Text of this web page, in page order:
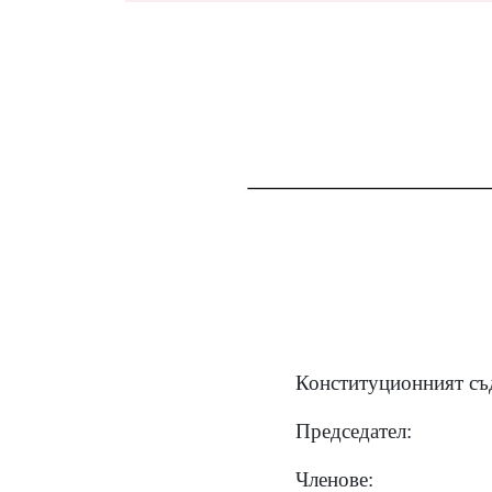
Конституционният
Председател:
Членове: